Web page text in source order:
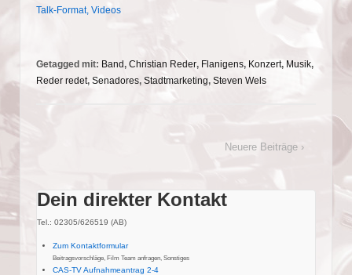
Talk-Format, Videos
Getagged mit: Band, Christian Reder, Flanigens, Konzert, Musik,
Reder redet, Senadores, Stadtmarketing, Steven Wels
Neuere Beiträge ›
Dein direkter Kontakt
Tel.: 02305/626519 (AB)
Zum Kontaktformular
Beitragsvorschläge, Film Team anfragen, Sonstiges
CAS-TV Aufnahmeantrag 2-4